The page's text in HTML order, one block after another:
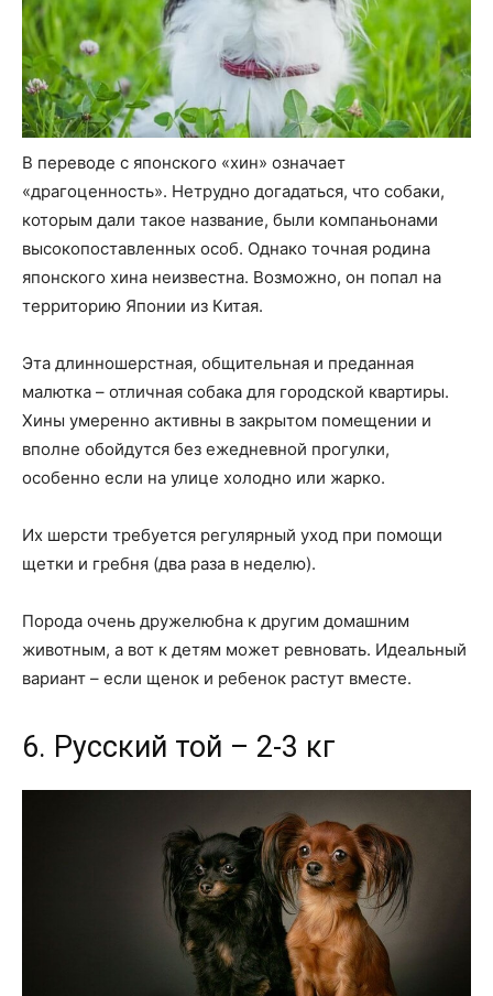
В переводе с японского «хин» означает
«драгоценность». Нетрудно догадаться, что собаки,
которым дали такое название, были компаньонами
высокопоставленных особ. Однако точная родина
японского хина неизвестна. Возможно, он попал на
территорию Японии из Китая.
Эта длинношерстная, общительная и преданная
малютка – отличная собака для городской квартиры.
Хины умеренно активны в закрытом помещении и
вполне обойдутся без ежедневной прогулки,
особенно если на улице холодно или жарко.
Их шерсти требуется регулярный уход при помощи
щетки и гребня (два раза в неделю).
Порода очень дружелюбна к другим домашним
животным, а вот к детям может ревновать. Идеальный
вариант – если щенок и ребенок растут вместе.
6. Русский той – 2-3 кг